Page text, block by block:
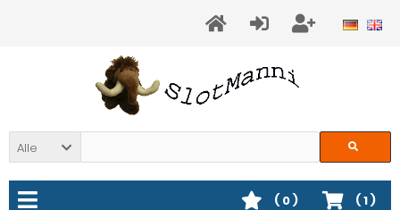
Alle
(1)
( 0)